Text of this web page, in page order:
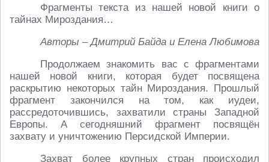
Фрагменты текста из нашей новой книги о
тайнах Мироздания…
Авторы – Дмитрий Байда и Елена Любимова
Продолжаем знакомить вас с фрагментами
нашей новой книги, которая будет посвящена
раскрытию некоторых тайн Мироздания. Прошлый
фрагмент закончился на том, как иудеи,
рассредоточившись, захватили страны Западной
Европы. А сегодняшний фрагмент посвящён
захвату и уничтожению Персидской Империи.
Захват более крупных стран происходил